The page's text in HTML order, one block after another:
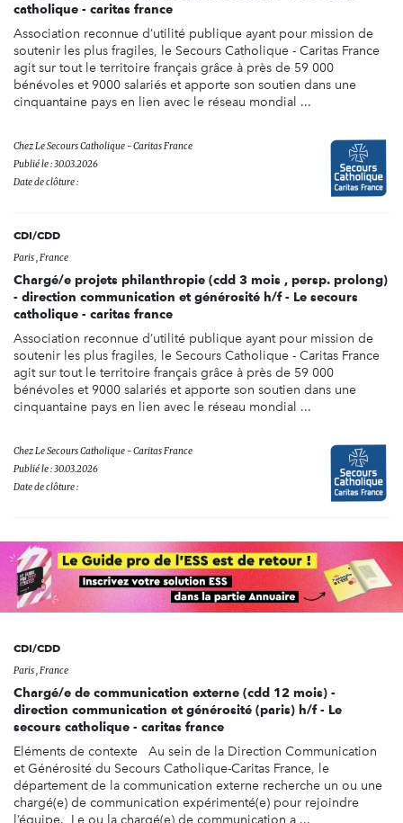
catholique - caritas france
Association reconnue d’utilité publique ayant pour mission de
soutenir les plus fragiles, le Secours Catholique - Caritas France
agit sur tout le territoire français grâce à près de 59 000
bénévoles et 9000 salariés et apporte son soutien dans une
cinquantaine pays en lien avec le réseau mondial ...
ChezLe Secours Catholique - Caritas France
Publié le : 30.03.2026
Date de clôture :
CDI/CDD
Paris , France
Chargé/e projets philanthropie (cdd 3 mois , persp. prolong)
- direction communication et générosité h/f - Le secours
catholique - caritas france
Association reconnue d’utilité publique ayant pour mission de
soutenir les plus fragiles, le Secours Catholique - Caritas France
agit sur tout le territoire français grâce à près de 59 000
bénévoles et 9000 salariés et apporte son soutien dans une
cinquantaine pays en lien avec le réseau mondial ...
ChezLe Secours Catholique - Caritas France
Publié le : 30.03.2026
Date de clôture :
CDI/CDD
Paris , France
Chargé/e de communication externe (cdd 12 mois) -
direction communication et générosité (paris) h/f - Le
secours catholique - caritas france
Eléments de contexte Au sein de la Direction Communication
et Générosité du Secours Catholique-Caritas France, le
département de la communication externe recherche un ou une
chargé(e) de communication expérimenté(e) pour rejoindre
l’équipe. Le ou la chargé(e) de communication a ...